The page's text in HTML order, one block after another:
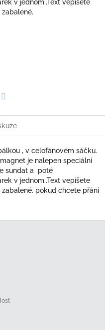
v jednom..Text vepíšete
, v celofánovém sáčku.
je nalepen speciální
sundat a poté
v jednom..Text vepíšete
pokud chcete přání